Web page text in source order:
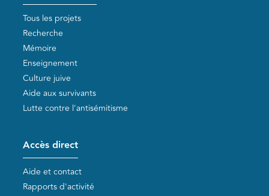
Tous les projets
Recherche
Mémoire
Enseignement
Culture juive
Aide aux survivants
Lutte contre l'antisémitisme
Accès direct
Aide et contact
Rapports d'activité